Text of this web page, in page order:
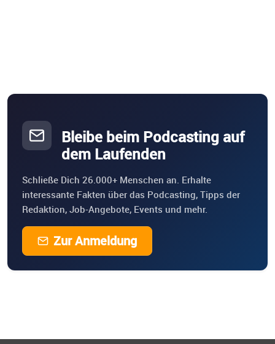
Bleibe beim Podcasting auf
dem Laufenden
Schließe Dich 26.000+ Menschen an. Erhalte
interessante Fakten über das Podcasting, Tipps der
Redaktion, Job-Angebote, Events und mehr.
Zur Anmeldung